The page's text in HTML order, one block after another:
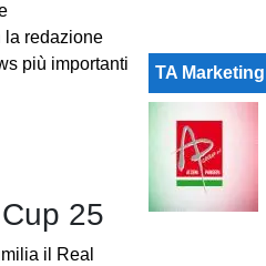
la redazione
più importanti
25
il Real
TA Marketing